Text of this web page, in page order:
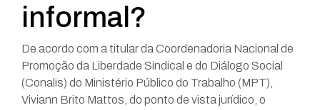
informal?
De acordo com a titular da Coordenadoria Nacional de
Promoção da Liberdade Sindical e do Diálogo Social
(Conalis) do Ministério Público do Trabalho (MPT),
Viviann Brito Mattos, do ponto de vista jurídico, o